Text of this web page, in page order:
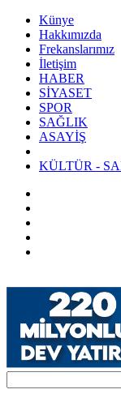
Künye
Hakkımızda
Frekanslarımız
İletişim
HABER
SİYASET
SPOR
SAĞLIK
ASAYİŞ
KÜLTÜR -